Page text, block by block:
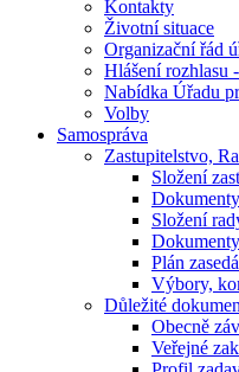
Kontakty
Životní situace
Organizační řád
Hlášení rozhlasu
Nabídka Úřadu
Volby
Samospráva
Zastupitelstvo,
Složení
Složení
Plán
Výbory,
Důležité
Obecně
Veřejné